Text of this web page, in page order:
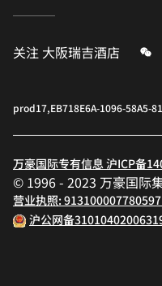
关注 大阪瑞吉酒店
prod17,EB718E6A-1096-58A5-
万豪国际专有信息 沪ICP备
© 1996 - 2023 万豪国际
营业执照:
沪公网备